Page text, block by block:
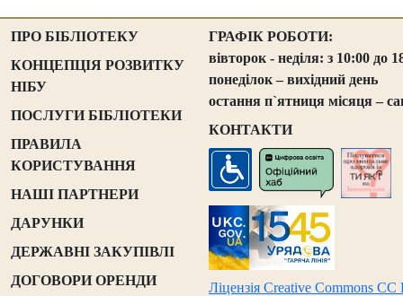
ПРО БІБЛІОТЕКУ
КОНЦЕПЦІЯ РОЗВИТКУ
НІБУ
ПОСЛУГИ БІБЛІОТЕКИ
ПРАВИЛА
КОРИСТУВАННЯ
НАШІ ПАРТНЕРИ
ДАРУНКИ
ДЕРЖАВНІ ЗАКУПІВЛІ
ДОГОВОРИ ОРЕНДИ
ГРАФІК РОБОТИ:
вівторок - неділя: з 10:00 до
понеділок – вихідний день
остання п`ятниця місяця –
КОНТАКТИ
Ліцензія Creative Commons